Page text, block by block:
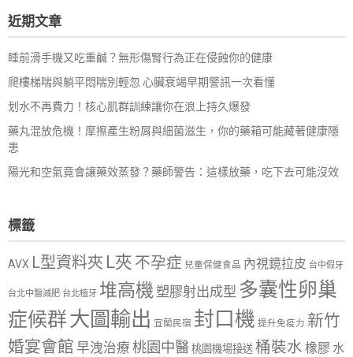
字:
近期文章
睡前滑手機又吃重鹹？無形傷腎行為正在侵蝕你的健康
爬樓梯喘與躺平悶喘別輕忽 心臟衰竭早期警訊一次看懂
划水不再費力！核心肌群訓練讓你在浪上持久爆發
藥丸混放危機！摩擦產生粉屑與細菌滋生，你的藥箱可能藏著健康隱
患
陽光和空氣竟會讓藥效蒸發？藥師警告：這樣放藥，吃下去可能沒效
標籤
AVX L型資料夾 L夾 不孕症 兒童保健食品 內視鏡拉皮 台中假牙
台北中醫減肥 台北植牙 堆高機塑膠射出成型 多囊性卵巢
症候群大圖輸出 宜蘭民宿 封口機 提升免疫力 新竹
婚宴會館 早洩治療 桃園中醫 桃園機場接送 桶裝水 橡膠 水